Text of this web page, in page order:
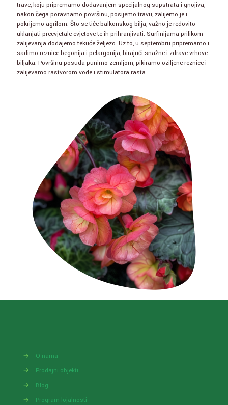
trave, koju pripremamo dodavanjem specijalnog supstrata i gnojiva,
nakon čega poravnamo površinu, posijemo travu, zalijemo je i
pokrijemo agrilom. Što se tiče balkonskog bilja, važno je redovito
uklanjati precvjetale cvjetove te ih prihranjivati. Surfinijama prilikom
zalijevanja dodajemo tekuće željezo. Uz to, u septembru pripremamo i
sadimo reznice begonija i pelargonija, birajući snažne i zdrave vrhove
biljaka. Površinu posuda punimo zemljom, pikiramo oziljene reznice i
zalijevamo rastvorom vode i stimulatora rasta.
→
O nama
→
Prodajni objekti
→
Blog
→
Program lojalnosti